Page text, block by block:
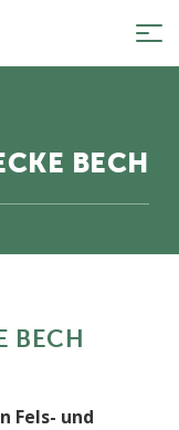
BECH
BECH
Fels- und